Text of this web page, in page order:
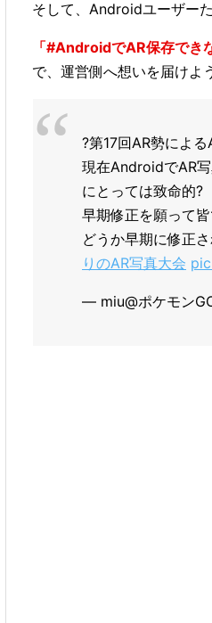
そして、Androidユーザー
「#AndroidでAR保存でき
で、運営側へ想いを届けよ
?第17回AR勢によ
現在AndroidでAR
にとっては致命的?
早期修正を願って
どうか早期に修正
りのAR写真大会
— miu@ポケモン